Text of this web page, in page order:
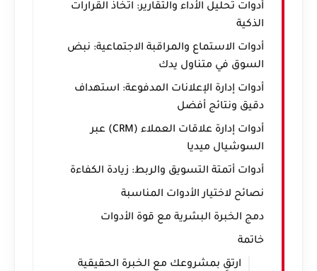
أدوات تحليل الأداء والتقارير: اتخاذ القرارات
الذكية
أدوات الاستماع والمراقبة الاجتماعية: نبض
السوق في متناول يدك
أدوات إدارة الإعلانات المدفوعة: استهداف
دقيق ونتائج أفضل
أدوات إدارة علاقات العملاء (CRM) عبر
السوشيال ميديا
أدوات أتمتة التسويق والربط: زيادة الكفاءة
نصائح لاختيار الأدوات المناسبة
دمج الخبرة البشرية مع قوة الأدوات
خاتمة
ارتقِ بمشروعك مع الخبرة الحقيقية